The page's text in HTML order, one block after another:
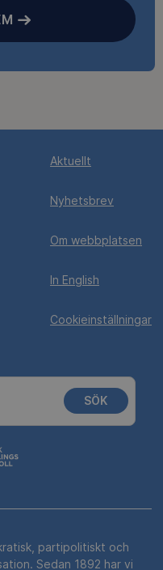
Aktuellt
Nyhetsbrev
Om webbplatsen
In English
Cookieinställningar
SÖK
partipolitiskt och
Sedan 1892 har vi